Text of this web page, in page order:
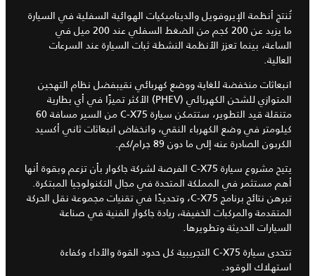
تُنتج أنظمة الإيروفويل والديناميكيات الهوائية السفلية في السيارة
ما يزيد عن 200 كجم من الضغط السفلي عند 200 ميل في
الساعة، بينما تعزز الأنظمة النشطة ثبات السيارة عند السرعات
العالية.
انبعاثات منخفضة للغاية ووضع كهربائي نقيبفضل نظام التهجين
المتوازي للشحن الكهربائي (PHEV) الأكثر تميزًا في أي بطارية
متنقلة قيد التطوير، ستتمكن سيارة C-X75 من السير مسافة 60
كيلومتر في وضع الكهرباء النقي، وانخفاض انبعاثات ثاني أكسيد
الكربون الصادرة عنه إلى ما دون 89 جرام/كم.
يتيح مشروع سيارة C-X75 الفرصة لشركة جاكوار بأن تزعم وبقوة أنها
أهم مستثمر في المملكة المتحدة في مجال التكنولوجيا المبتكرة.
تبرهن نتائج برنامج C-X75، وتحديدًا في تقنيات مجموعة نقل الحركة
المتقدمة والمركبات الخفيفة، ريادة جاكوار الفنية في صناعة
السيارات الحديثة وتطويرها.
تتحدى سيارة C-X75 التجريبية كل حدود القوة والأداء وكفاءة
استهلاك الوقود.